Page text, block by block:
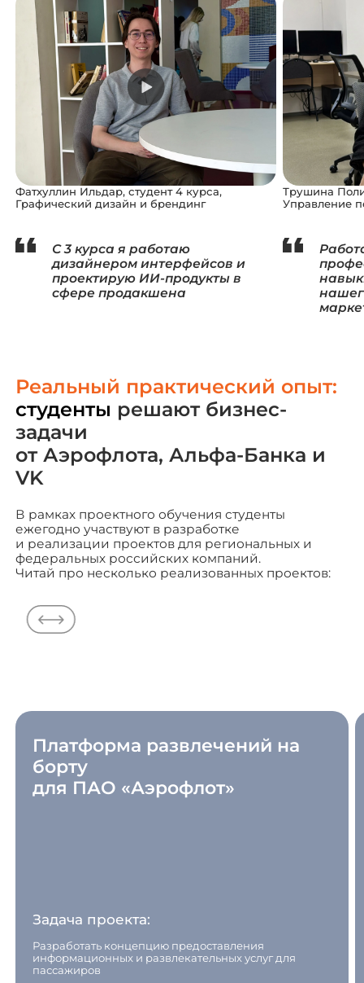
Фатхуллин Ильдар, студент 4 курса,
Графический дизайн и брендинг
С 3 курса я работаю
дизайнером интерфейсов и
проектирую ИИ-продукты в
сфере продакшена
Трушина
Управление
Реальный практический опыт:
студенты решают бизнес-
задачи
от Аэрофлота, Альфа-Банка и
VK
В рамках проектного обучения студенты
ежегодно участвуют в разработке
и реализации проектов для региональных и
федеральных российских компаний.
Читай про несколько реализованных проектов:
Платформа развлечений на
борту
для ПАО «Аэрофлот»
Задача проекта:
Разработать концепцию предоставления
информационных и развлекательных услуг для
пассажиров